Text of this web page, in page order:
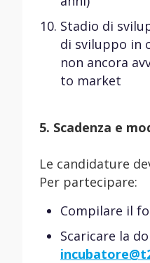
Stadio di
di sviluppo in
non ancora
to market
5. Scadenza e
Le candidature
Per partecipare:
Compilare il
Scaricare la